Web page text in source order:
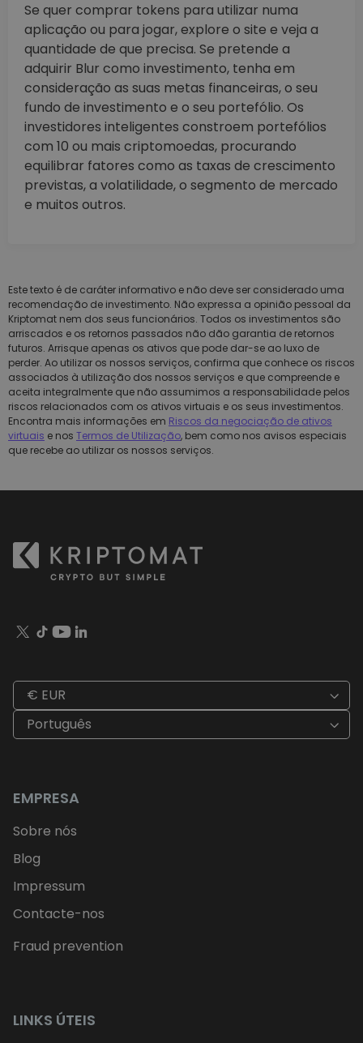
Se quer comprar tokens para utilizar numa
aplicação ou para jogar, explore o site e veja a
quantidade de que precisa. Se pretende a
adquirir Blur como investimento, tenha em
consideração as suas metas financeiras, o seu
fundo de investimento e o seu portefólio. Os
investidores inteligentes constroem portefólios
com 10 ou mais criptomoedas, procurando
equilibrar fatores como as taxas de crescimento
previstas, a volatilidade, o segmento de mercado
e muitos outros.
Este texto é de caráter informativo e não deve ser considerado uma
recomendação de investimento. Não expressa a opinião pessoal da
Kriptomat nem dos seus funcionários. Todos os investimentos são
arriscados e os retornos passados não dão garantia de retornos
futuros. Arrisque apenas os ativos que pode dar-se ao luxo de
perder. Ao utilizar os nossos serviços, confirma que conhece os riscos
associados à utilização dos nossos serviços e que compreende e
aceita integralmente que não assumimos a responsabilidade pelos
riscos relacionados com os ativos virtuais e os seus investimentos.
Encontra mais informações em Riscos da negociação de ativos
virtuais e nos Termos de Utilização, bem como nos avisos especiais
que recebe ao utilizar os nossos serviços.
€ EUR
Português
EMPRESA
Sobre nós
Blog
Impressum
Contacte-nos
Fraud prevention
LINKS ÚTEIS